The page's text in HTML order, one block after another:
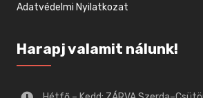
Adatvédelmi Nyilatkozat
Harapj valamit nálunk!